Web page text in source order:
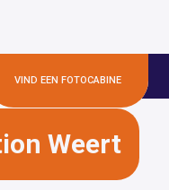
VIND EEN FOTOCABINE
Weert